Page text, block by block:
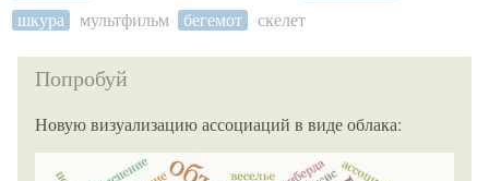
шкура
мультфильм бегемот скелет
Попробуй
Новую визуализацию ассоциаций в виде облака: